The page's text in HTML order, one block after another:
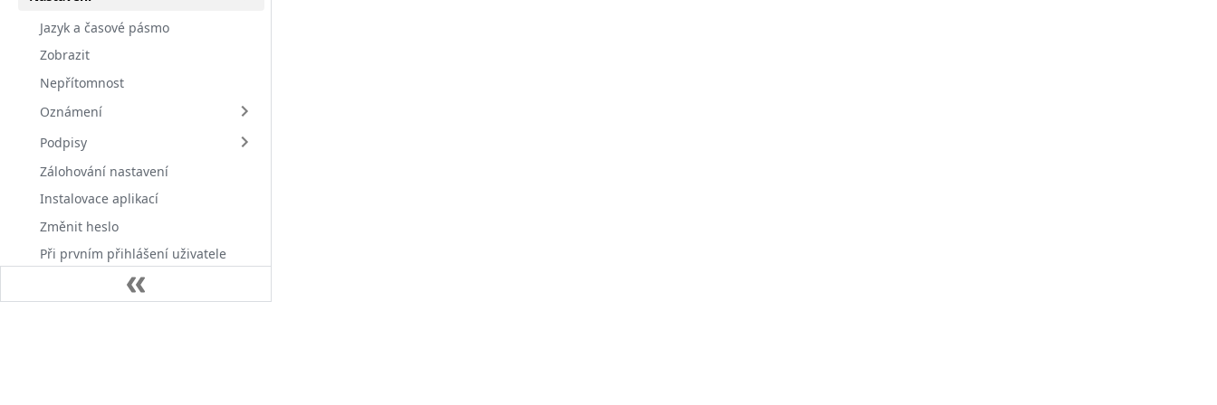
Jazyk a časové pásmo
Zobrazit
Nepřítomnost
Oznámení
Podpisy
Zálohování nastavení
Instalovace aplikací
Změnit heslo
Při prvním přihlášení uživatele